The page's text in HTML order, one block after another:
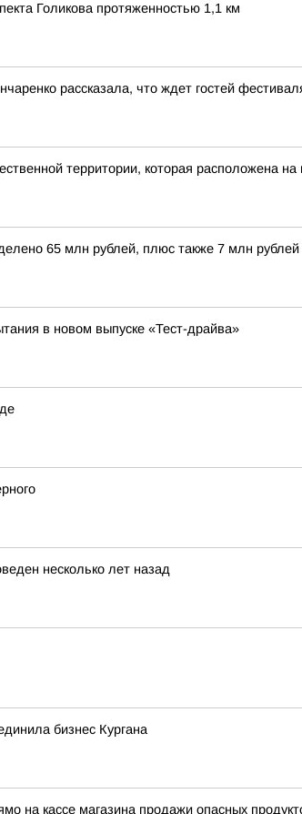
Голикова протяженностью 1,1 км
рассказала, что ждет гостей
территории, которая расположена
65 млн рублей, плюс также 7 млн
в новом выпуске «Тест-драйва»
несколько лет назад
бизнес Кургана
на кассе магазина продажи опасных